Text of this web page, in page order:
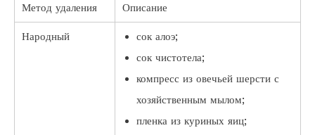
Метод удаления Описание
Народный
сок алоэ;
сок чистотела;
компресс из овечьей шерсти с
хозяйственным мылом;
пленка из куриных яиц;